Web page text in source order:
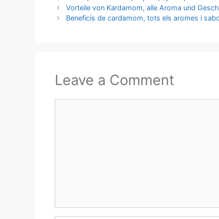
Vorteile von Kardamom, alle Aroma und
Beneficis de cardamom, tots els aromes i
Leave a Comment